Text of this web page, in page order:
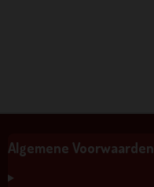
Algemene Voorwaarden